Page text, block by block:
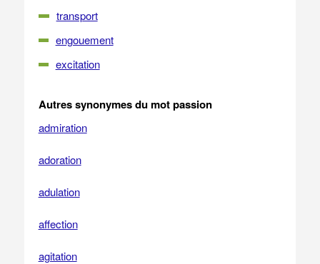
transport
engouement
excitation
Autres synonymes du mot passion
admiration
adoration
adulation
affection
agitation